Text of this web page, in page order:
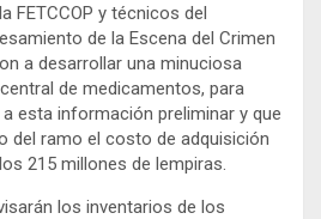
FETCCOP y técnicos del
de la Escena del Crimen
a desarrollar una minuciosa
de medicamentos, para
esta información preliminar y que
del ramo el costo de adquisición
215 millones de lempiras.
los inventarios de los